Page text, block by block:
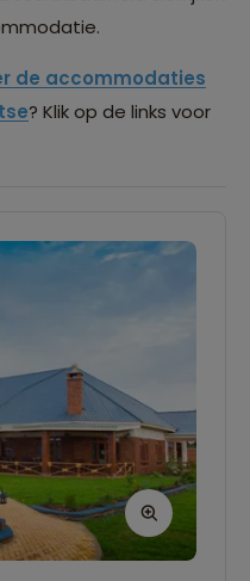
de accommodaties
? Klik op de links voor